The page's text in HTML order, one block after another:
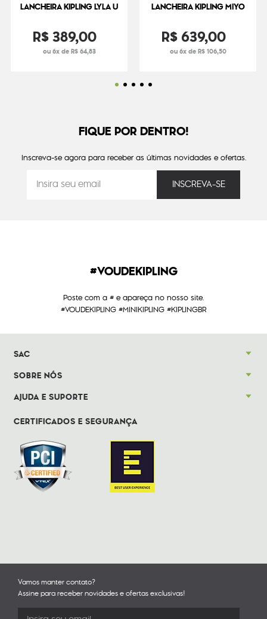
LANCHEIRA KIPLING LYLA U
R$389,00
ou 6x de R$ 64,83
LANCHEIRA KIPLING MIYO
R$ 639,00
ou 6x de R$ 106,50
FIQUE POR DENTRO!
Inscreva-se agora para receber as últimas novidades e ofertas.
#VOUDEKIPLING
Poste com a # e apareça no nosso site.
#VOUDEKIPLING #MINIKIPLING #KIPLINGBR
SAC
SOBRE NÓS
AJUDA E SUPORTE
CERTIFICADOS E SEGURANÇA
Vamos manter contato?
Assine para receber novidades e ofertas exclusivas!